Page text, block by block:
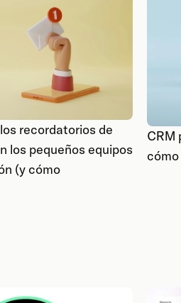
recordatorios de
los pequeños equipos
(y cómo
CRM